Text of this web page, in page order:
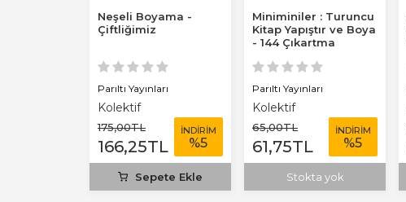
Neşeli Boyama -
Çiftliğimiz
Parıltı Yayınları
Kolektif
175,00TL
166,25TL
İNDİRİM
%5
Sepete Ekle
Miniminiler : Turuncu
Kitap Yapıştır ve Boya
- 144 Çıkartma
Parıltı Yayınları
Kolektif
65,00TL
61,75TL
İNDİRİM
%5
Stokta yok